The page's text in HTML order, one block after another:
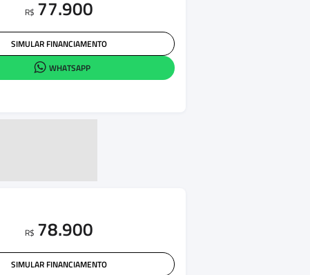
R$ 77.900
SIMULAR FINANCIAMENTO
WHATSAPP
R$ 78.900
SIMULAR FINANCIAMENTO